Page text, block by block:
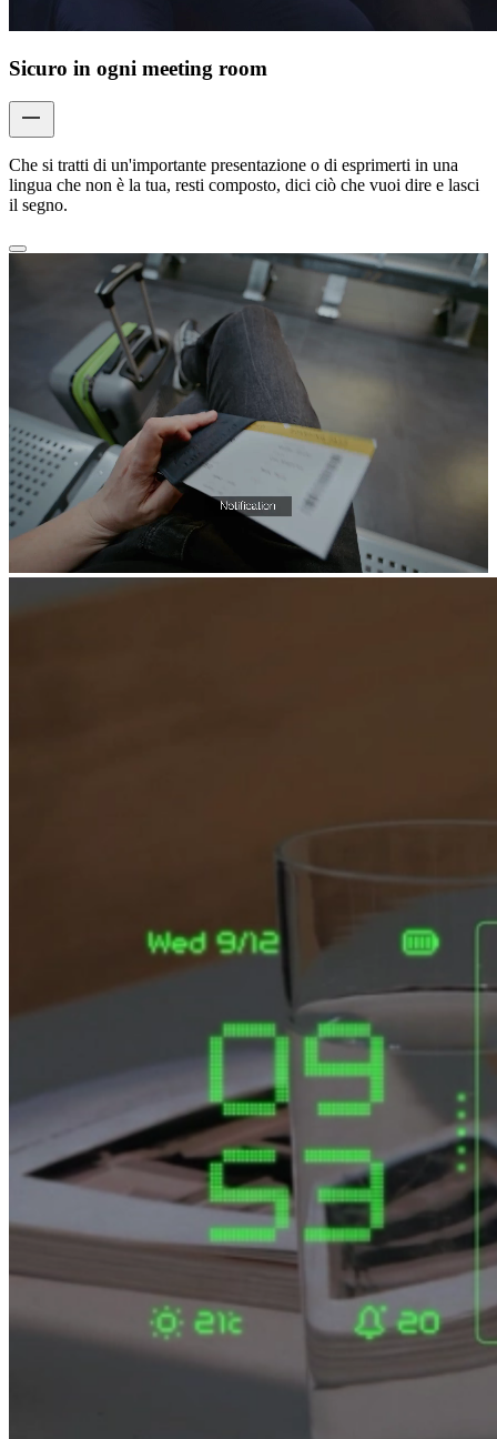
Sicuro in ogni meeting room
Che si tratti di un'importante presentazione o di esprimerti in una
lingua che non è la tua, resti composto, dici ciò che vuoi dire e lasci
il segno.